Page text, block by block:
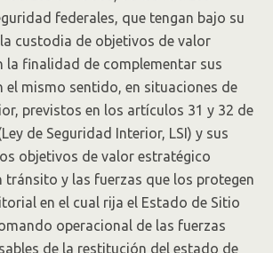
federales, que tengan bajo su
custodia de objetivos de valor
finalidad de complementar sus
el mismo sentido, en situaciones de
previstos en los artículos 31 y 32 de
de Seguridad Interior, LSI) y sus
objetivos de valor estratégico
tránsito y las fuerzas que los protegen
en el cual rija el Estado de Sitio
operacional de las fuerzas
de la restitución del estado de